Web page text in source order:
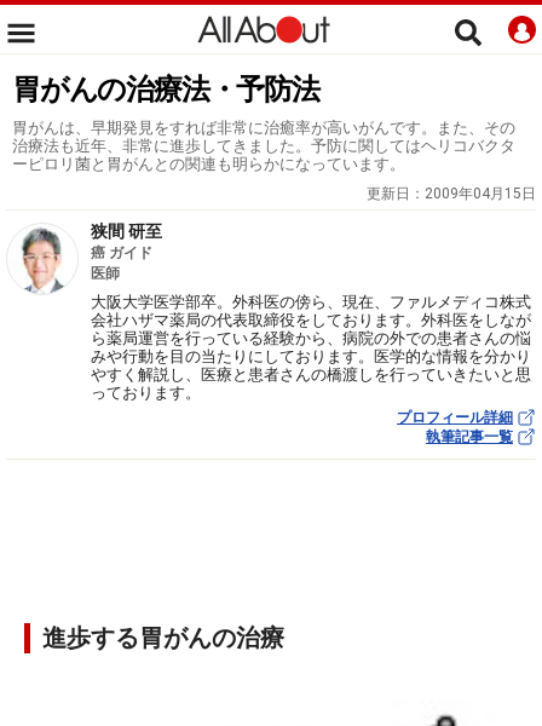
胃がんの治療法・予防法
胃がんは、早期発見をすれば非常に治癒率が高いがんです。また、その
治療法も近年、非常に進歩してきました。予防に関してはヘリコバクタ
ーピロリ菌と胃がんとの関連も明らかになっています。
更新日： 2009年04月15日
狭間 研至
癌 ガイド
医師
大阪大学医学部卒。外科医の傍ら、現在、ファルメディコ株式
会社ハザマ薬局の代表取締役をしております。外科医をしなが
ら薬局運営を行っている経験から、病院の外での患者さんの悩
みや行動を目の当たりにしております。医学的な情報を分かり
やすく解説し、医療と患者さんの橋渡しを行っていきたいと思
っております。
プロフィール詳細
執筆記事一覧
進歩する胃がんの治療